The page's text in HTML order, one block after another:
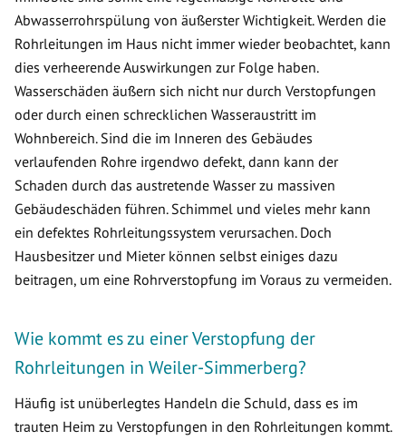
Abwasserrohrspülung von äußerster Wichtigkeit. Werden die
Rohrleitungen im Haus nicht immer wieder beobachtet, kann
dies verheerende Auswirkungen zur Folge haben.
Wasserschäden äußern sich nicht nur durch Verstopfungen
oder durch einen schrecklichen Wasseraustritt im
Wohnbereich. Sind die im Inneren des Gebäudes
verlaufenden Rohre irgendwo defekt, dann kann der
Schaden durch das austretende Wasser zu massiven
Gebäudeschäden führen. Schimmel und vieles mehr kann
ein defektes Rohrleitungssystem verursachen. Doch
Hausbesitzer und Mieter können selbst einiges dazu
beitragen, um eine Rohrverstopfung im Voraus zu vermeiden.
Wie kommt es zu einer Verstopfung der
Rohrleitungen in Weiler-Simmerberg?
Häufig ist unüberlegtes Handeln die Schuld, dass es im
trauten Heim zu Verstopfungen in den Rohrleitungen kommt.